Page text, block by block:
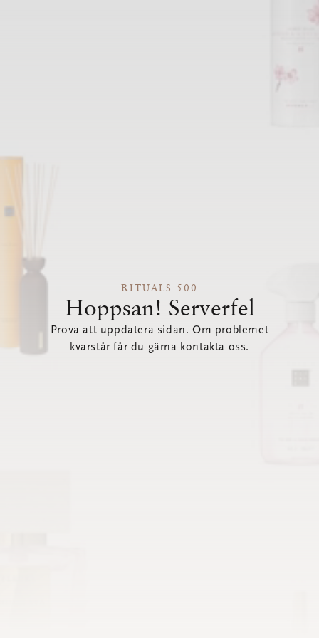
RITUALS 500
Hoppsan! Serverfel
Prova att uppdatera sidan. Om problemet
kvarstår får du gärna kontakta oss.